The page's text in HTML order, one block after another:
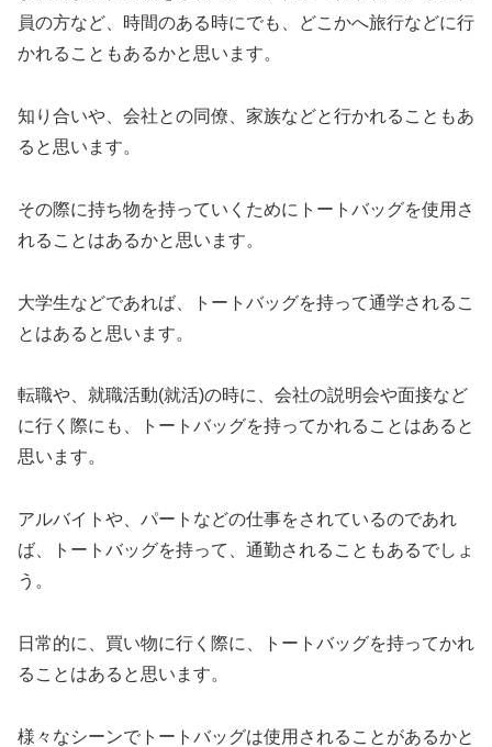
員の方など、時間のある時にでも、どこかへ旅行などに行
かれることもあるかと思います。
知り合いや、会社との同僚、家族などと行かれることもあ
ると思います。
その際に持ち物を持っていくためにトートバッグを使用さ
れることはあるかと思います。
大学生などであれば、トートバッグを持って通学されるこ
とはあると思います。
転職や、就職活動(就活)の時に、会社の説明会や面接など
に行く際にも、トートバッグを持ってかれることはあると
思います。
アルバイトや、パートなどの仕事をされているのであれ
ば、トートバッグを持って、通勤されることもあるでしょ
う。
日常的に、買い物に行く際に、トートバッグを持ってかれ
ることはあると思います。
様々なシーンでトートバッグは使用されることがあるかと